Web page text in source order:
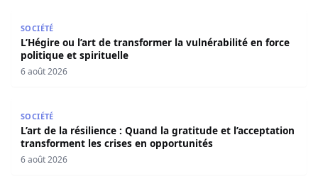
SOCIÉTÉ
L’Hégire ou l’art de transformer la vulnérabilité en force
politique et spirituelle
6 août 2026
SOCIÉTÉ
L’art de la résilience : Quand la gratitude et l’acceptation
transforment les crises en opportunités
6 août 2026